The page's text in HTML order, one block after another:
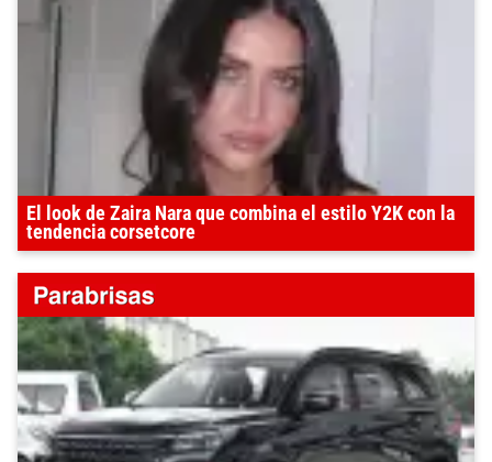
El look de Zaira Nara que combina el estilo Y2K con la
tendencia corsetcore